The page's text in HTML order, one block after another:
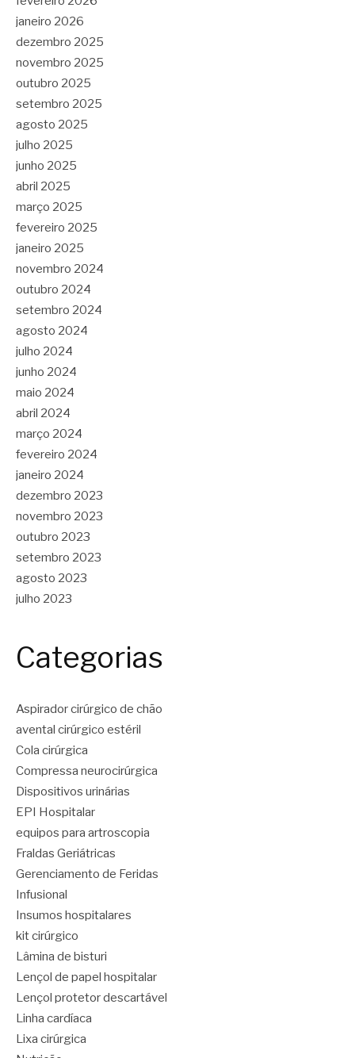
janeiro 2026
dezembro 2025
novembro 2025
outubro 2025
setembro 2025
agosto 2025
julho 2025
junho 2025
abril 2025
março 2025
fevereiro 2025
janeiro 2025
novembro 2024
outubro 2024
setembro 2024
agosto 2024
julho 2024
junho 2024
maio 2024
abril 2024
março 2024
fevereiro 2024
janeiro 2024
dezembro 2023
novembro 2023
outubro 2023
setembro 2023
agosto 2023
julho 2023
Categorias
Aspirador cirúrgico de chão
avental cirúrgico estéril
Cola cirúrgica
Compressa neurocirúrgica
Dispositivos urinárias
EPI Hospitalar
equipos para artroscopia
Fraldas Geriátricas
Gerenciamento de Feridas
Infusional
Insumos hospitalares
kit cirúrgico
Lâmina de bisturi
Lençol de papel hospitalar
Lençol protetor descartável
Linha cardíaca
Lixa cirúrgica